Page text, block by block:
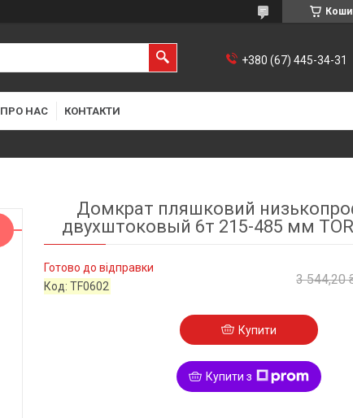
+380 (67) 445-34-31
ПРО НАС КОНТАКТИ
Домкрат пляшковий
двухштоковый 6т 215-485 мм
Готово до відправки
Код:TF0602 3 544,20
Купити
Купити з